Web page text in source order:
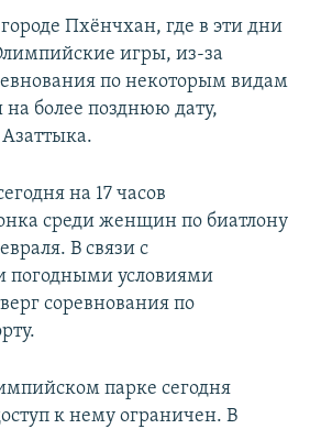
Пхёнчхан, где в эти дни
игры, из-за
по некоторым видам
на более позднюю дату,
на 17 часов
среди женщин по биатлону
В связи с
погодными условиями
соревнования по
парке сегодня
к нему ограничен. В